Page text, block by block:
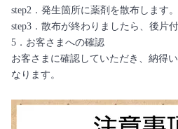
step2．発生箇所に薬剤を散布します。
step3．散布が終わりましたら、後片
5．お客さまへの確認
お客さまに確認していただき、納得
なります。